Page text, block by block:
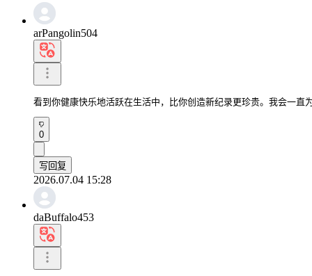
arPangolin504
看到你健康快乐地活跃在生活中，比你创造新纪录更珍贵。我会一直
0
写回复
2026.07.04 15:28
daBuffalo453